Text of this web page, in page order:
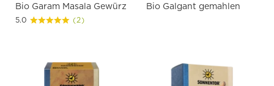
Bio Garam Masala Gewürz
5.0 (2)
Bio Galgant gemahlen